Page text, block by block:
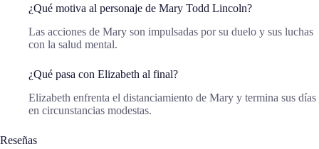
¿Qué motiva al personaje de Mary Todd Lincoln?
Las acciones de Mary son impulsadas por su duelo y sus luchas
con la salud mental.
¿Qué pasa con Elizabeth al final?
Elizabeth enfrenta el distanciamiento de Mary y termina sus días
en circunstancias modestas.
Reseñas